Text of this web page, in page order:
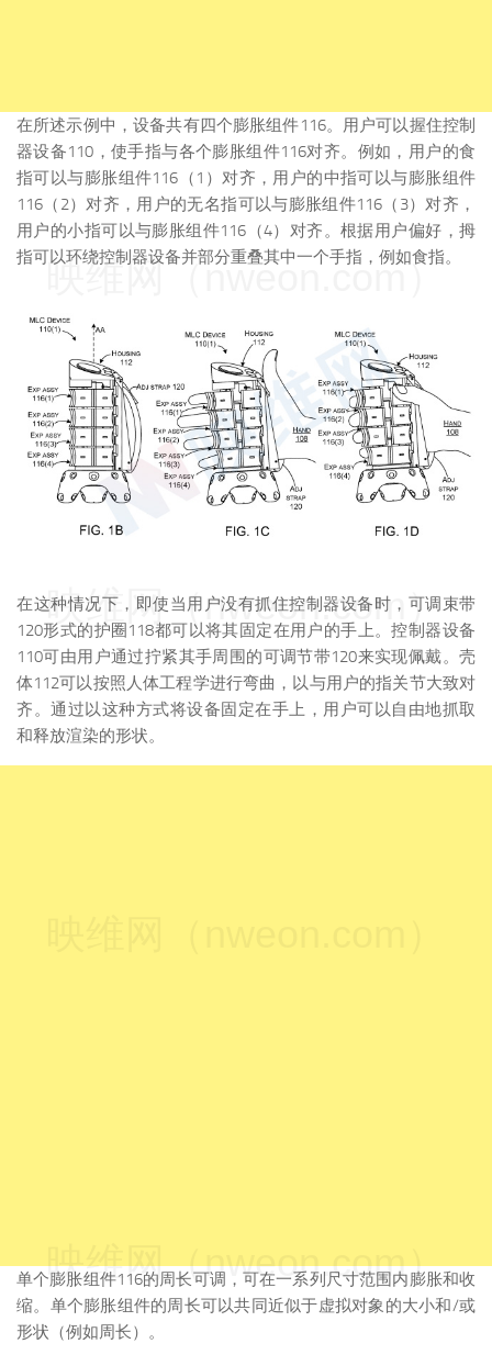
在所述示例中，设备共有四个膨胀组件116。用户可以握住控制
器设备110，使手指与各个膨胀组件116对齐。例如，用户的食
指可以与膨胀组件116（1）对齐，用户的中指可以与膨胀组件
116（2）对齐，用户的无名指可以与膨胀组件116（3）对齐，
用户的小指可以与膨胀组件116（4）对齐。根据用户偏好，拇
指可以环绕控制器设备并部分重叠其中一个手指，例如食指。
在这种情况下，即使当用户没有抓住控制器设备时，可调束带
120形式的护圈118都可以将其固定在用户的手上。控制器设备
110可由用户通过拧紧其手周围的可调节带120来实现佩戴。壳
体112可以按照人体工程学进行弯曲，以与用户的指关节大致对
齐。通过以这种方式将设备固定在手上，用户可以自由地抓取
和释放渲染的形状。
单个膨胀组件116的周长可调，可在一系列尺寸范围内膨胀和收
缩。单个膨胀组件的周长可以共同近似于虚拟对象的大小和/或
形状（例如周长）。
映维网（nweon.com）
映维网（nweon.com）
映维网（nweon.com）